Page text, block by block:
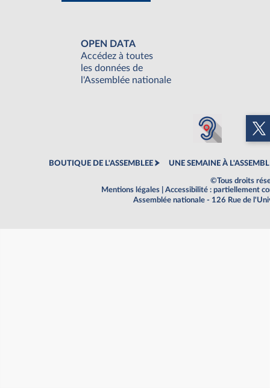
OPEN DATA
Accédez à toutes
les données de
l'Assemblée nationale
BOUTIQUE DE L'ASSEMBLEE UNE SEMAINE À
©Tous droits
Mentions légales
Accessibilité : partiellement
Assemblée nationale - 126 Rue de